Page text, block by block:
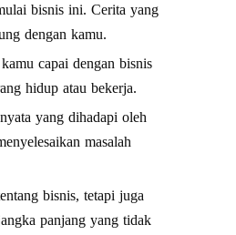
bisnis ini. Cerita yang
dengan kamu.
capai dengan bisnis
hidup atau bekerja.
yang dihadapi oleh
masalah
bisnis, tetapi juga
panjang yang tidak